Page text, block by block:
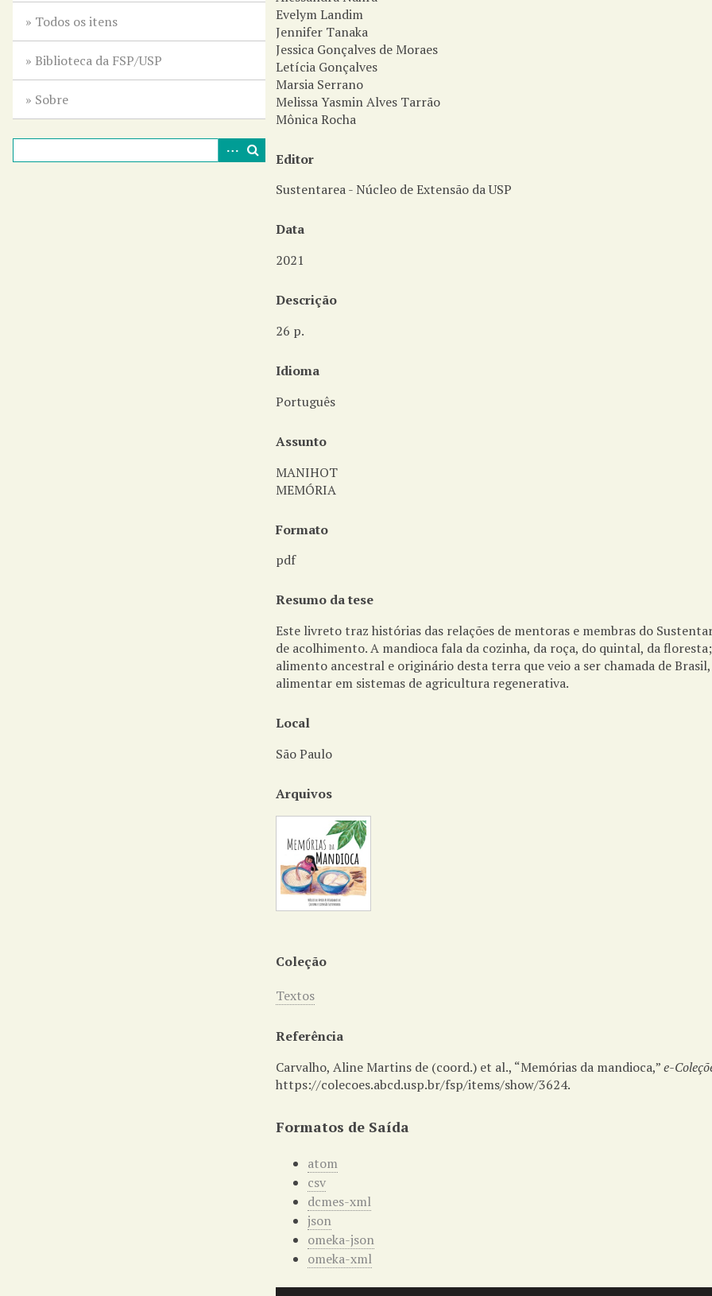
Todos os itens
Biblioteca da FSP/USP
Sobre
Evelym Landim
Jennifer Tanaka
Jessica Gonçalves de Moraes
Letícia Gonçalves
Marsia Serrano
Melissa Yasmin Alves Tarrão
Mônica Rocha
Editor
Sustentarea - Núcleo de Extensão da USP
Data
2021
Descrição
26 p.
Idioma
Português
Assunto
MANIHOT
MEMÓRIA
Formato
pdf
Resumo da tese
Este livreto traz histórias das relações de mentoras e membras do
de acolhimento. A mandioca fala da cozinha, da roça, do quintal, da
alimento ancestral e originário desta terra que veio a ser chamada de
alimentar em sistemas de agricultura regenerativa.
Local
São Paulo
Arquivos
Coleção
Textos
Referência
Carvalho, Aline Martins de (coord.) et al., “Memórias da mandioca,”e-
https://colecoes.abcd.usp.br/fsp/items/show/3624.
Formatos de Saída
atom
csv
dcmes-xml
json
omeka-json
omeka-xml